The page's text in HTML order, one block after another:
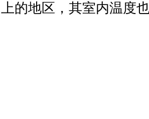
上的地区，其室内温度